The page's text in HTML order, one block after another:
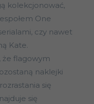
kolekcjonować,
One
czy nawet
Kate.
że flagowym
naklejki
się
się